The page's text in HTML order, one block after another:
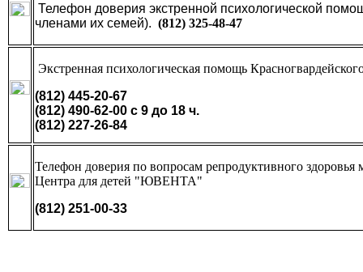
Телефон доверия экстренной психологической
членами их семей). (812) 325-48-47
Экстренная психологическая помощь
(812) 445-20-67
(812) 490-62-00 с 9 до 18 ч.
(812) 227-26-84
Телефон доверия по вопросам репродуктивного
Центра для детей "ЮВЕНТА"
(812) 251-00-33